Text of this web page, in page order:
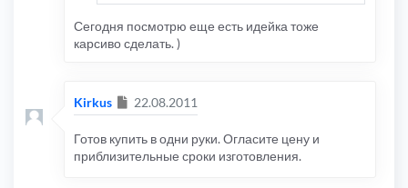
Сегодня посмотрю еще есть идейка тоже
карсиво сделать. )
Kirkus Сообщение
22.08.2011
Готов купить в одни руки. Огласите цену и
приблизительные сроки изготовления.